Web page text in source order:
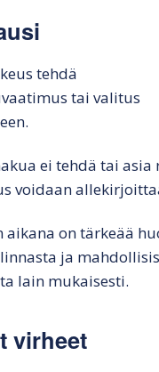
tehdä
tai valitus
ei tehdä tai asia
voidaan
aikana on tärkeää
ja
lain mukaisesti.
virheet